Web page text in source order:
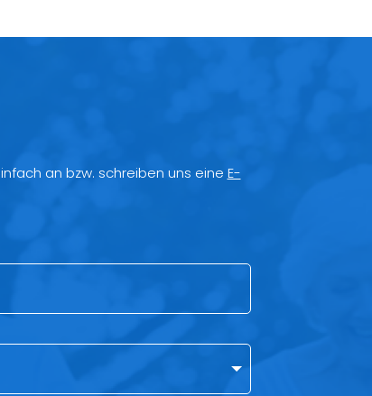
an bzw. schreiben uns eine E-